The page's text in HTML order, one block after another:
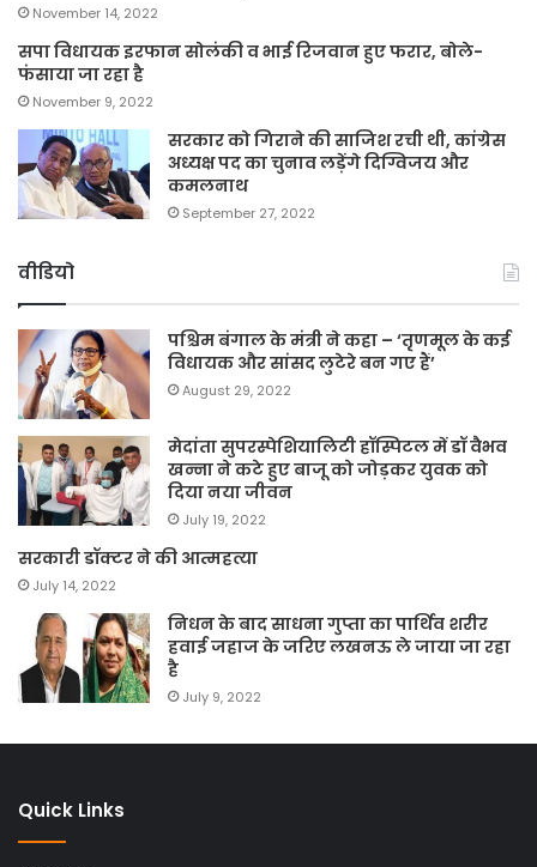
November 14, 2022
सपा विधायक इरफान सोलंकी व भाई रिजवान हुए फरार, बोले-
फंसाया जा रहा है
November 9, 2022
सरकार को गिराने की साजिश रची थी, कांग्रेस
अध्यक्ष पद का चुनाव लड़ेंगे दिग्विजय और
कमलनाथ
September 27, 2022
वीडियो
पश्चिम बंगाल के मंत्री ने कहा – ‘तृणमूल के कई
विधायक और सांसद लुटेरे बन गए हैं’
August 29, 2022
मेदांता सुपरस्पेशियालिटी हॉस्पिटल में डॉ वैभव
खन्ना ने कटे हुए बाजू को जोड़कर युवक को
दिया नया जीवन
July 19, 2022
सरकारी डॉक्टर ने की आत्महत्या
July 14, 2022
निधन के बाद साधना गुप्ता का पार्थिव शरीर
हवाई जहाज के जरिए लखनऊ ले जाया जा रहा
है
July 9, 2022
Quick Links